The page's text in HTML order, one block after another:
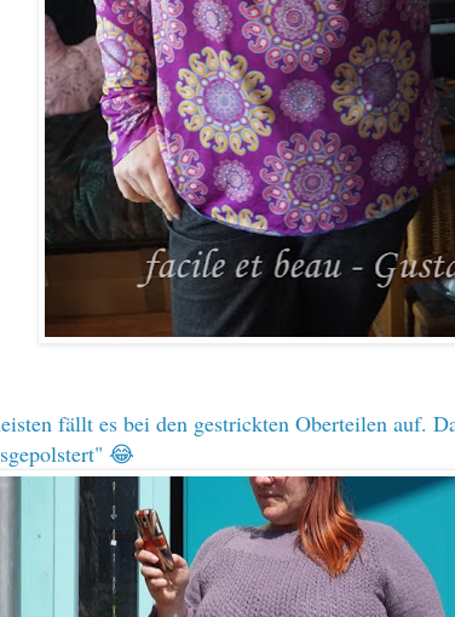
fällt es bei den gestrickten Oberteilen auf.
😂